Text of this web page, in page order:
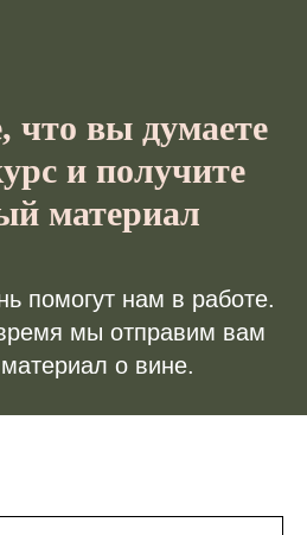
что вы думаете
и получите
материал
помогут нам в работе.
мы отправим вам
о вине.